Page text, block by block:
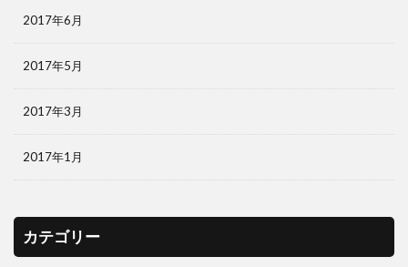
2017年6月
2017年5月
2017年3月
2017年1月
カテゴリー